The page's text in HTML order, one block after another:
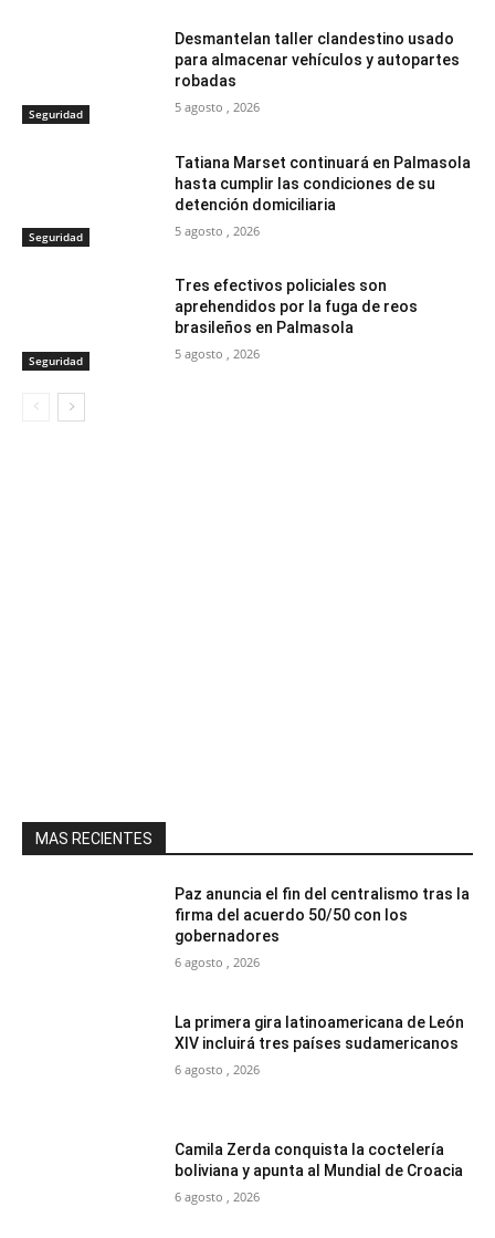
Seguridad
Desmantelan taller clandestino usado
para almacenar vehículos y autopartes
robadas
5 agosto , 2026
Seguridad
Tatiana Marset continuará en Palmasola
hasta cumplir las condiciones de su
detención domiciliaria
5 agosto , 2026
Seguridad
Tres efectivos policiales son
aprehendidos por la fuga de reos
brasileños en Palmasola
5 agosto , 2026
MAS RECIENTES
Paz anuncia el fin del centralismo tras la
firma del acuerdo 50/50 con los
gobernadores
6 agosto , 2026
La primera gira latinoamericana de León
XIV incluirá tres países sudamericanos
6 agosto , 2026
Camila Zerda conquista la coctelería
boliviana y apunta al Mundial de Croacia
6 agosto , 2026